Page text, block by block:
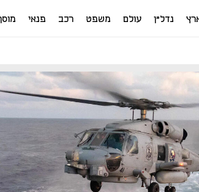
נדל"ן עולם משפט רכב פנאי